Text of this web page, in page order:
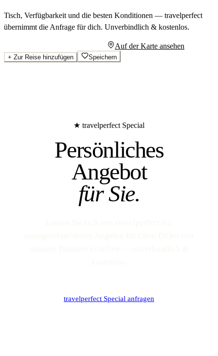
Tisch, Verfügbarkeit und die besten Konditionen — travelperfect
übernimmt die Anfrage für dich. Unverbindlich & kostenlos.
Auf der Karte ansehen
+ Zur Reise hinzufügen Speichern
★ travelperfect Special
Persönliches
Angebot
für Sie.
travelperfect Special anfragen